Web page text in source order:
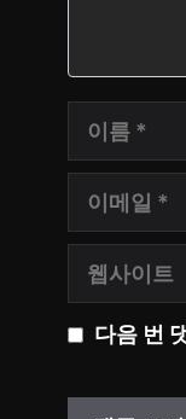
름
메
사
이 다음 번